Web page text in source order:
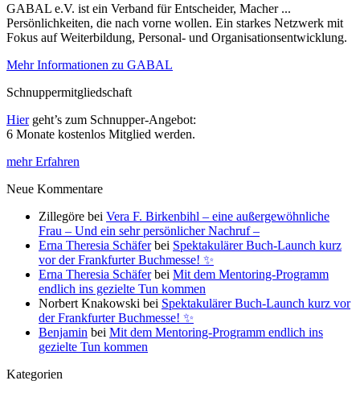
GABAL e.V. ist ein Verband für Entscheider, Macher ...
Persönlichkeiten, die nach vorne wollen. Ein starkes Netzwerk mit
Fokus auf Weiterbildung, Personal- und Organisationsentwicklung.
Mehr Informationen zu GABAL
Schnuppermitgliedschaft
Hiergeht’s zum Schnupper-Angebot:
6 Monate kostenlos Mitglied werden.
mehr Erfahren
Neue Kommentare
Zillegöre bei Vera F. Birkenbihl – eine außergewöhnliche
Frau – Und ein sehr persönlicher Nachruf –
Erna Theresia Schäferbei Spektakulärer Buch-Launch kurz
vor der Frankfurter Buchmesse! ✨
Erna Theresia Schäferbei Mit dem Mentoring-Programm
endlich ins gezielte Tun kommen
Norbert Knakowski bei Spektakulärer Buch-Launch kurz vor
der Frankfurter Buchmesse! ✨
Benjamin bei Mit dem Mentoring-Programm endlich ins
gezielte Tun kommen
Kategorien